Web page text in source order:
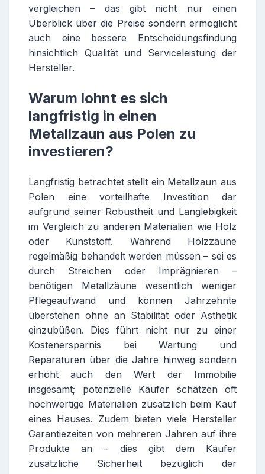
vergleichen – das gibt nicht nur einen
Überblick über die Preise sondern ermöglicht
auch eine bessere Entscheidungsfindung
hinsichtlich Qualität und Serviceleistung der
Hersteller.
Warum lohnt es sich
langfristig in einen
Metallzaun aus Polen zu
investieren?
Langfristig betrachtet stellt ein Metallzaun aus
Polen eine vorteilhafte Investition dar
aufgrund seiner Robustheit und Langlebigkeit
im Vergleich zu anderen Materialien wie Holz
oder Kunststoff. Während Holzzäune
regelmäßig behandelt werden müssen – sei es
durch Streichen oder Imprägnieren –
benötigen Metallzäune wesentlich weniger
Pflegeaufwand und können Jahrzehnte
überstehen ohne an Stabilität oder Ästhetik
einzubüßen. Dies führt nicht nur zu einer
Kostenersparnis bei Wartung und
Reparaturen über die Jahre hinweg sondern
erhöht auch den Wert der Immobilie
insgesamt; potenzielle Käufer schätzen oft
hochwertige Materialien zusätzlich beim Kauf
eines Hauses. Zudem bieten viele Hersteller
Garantiezeiten von mehreren Jahren auf ihre
Produkte an – dies gibt dem Käufer
zusätzliche Sicherheit bezüglich der